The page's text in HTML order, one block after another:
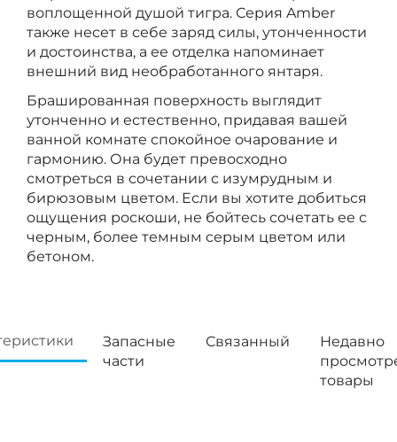
воплощенной душой тигра. Серия Amber
также несет в себе заряд силы, утонченности
и достоинства, а ее отделка напоминает
внешний вид необработанного янтаря.
Брашированная поверхность выглядит
утонченно и естественно, придавая вашей
ванной комнате спокойное очарование и
гармонию. Она будет превосходно
смотреться в сочетании с изумрудным и
бирюзовым цветом. Если вы хотите добиться
ощущения роскоши, не бойтесь сочетать ее с
черным, более темным серым цветом или
бетоном.
Запасные
части
Связанный
Недавно
товары